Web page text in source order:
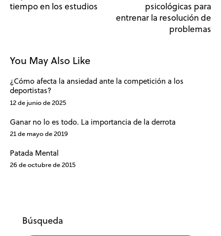
tiempo en los estudios
psicológicas para
entrenar la resolución de
problemas
You May Also Like
¿Cómo afecta la ansiedad ante la competición a los
deportistas?
12 de junio de 2025
Ganar no lo es todo. La importancia de la derrota
21 de mayo de 2019
Patada Mental
26 de octubre de 2015
Búsqueda